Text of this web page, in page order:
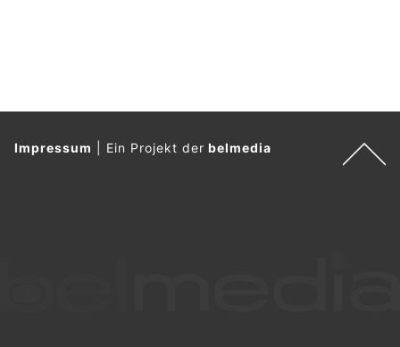
Impressum Ein Projekt derbelmedia